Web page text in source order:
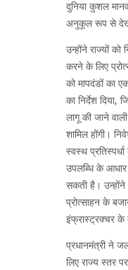
दुनिया कुशल
अनुकूल रूप से देख
उन्होंने राज्यों
करने के लिए
को मापदंडों का
का निर्देश
लागू की जाने
शामिल होंगी।
स्वस्थ
उपलब्धि के आधार
सकती है।
प्रोत्साहन के
इंफ्रास्ट्रक्चर के
प्रधानमंत्री ने
लिए राज्य स्तर